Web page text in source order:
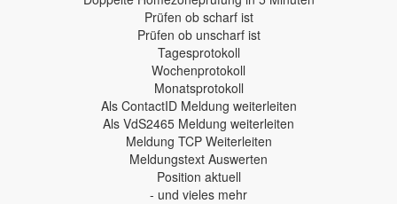
Prüfen ob scharf ist
Prüfen ob unscharf ist
Tagesprotokoll
Wochenprotokoll
Monatsprotokoll
Als ContactID Meldung weiterleiten
Als VdS2465 Meldung weiterleiten
Meldung TCP Weiterleiten
Meldungstext Auswerten
Position aktuell
- und vieles mehr